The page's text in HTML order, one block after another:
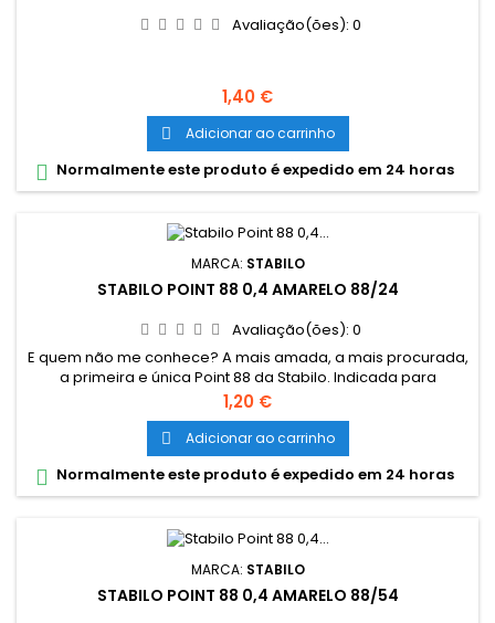
Avaliação(ões): 0
Preço
1,40 €
 Adicionar ao carrinho
 Normalmente este produto é expedido em 24 horas
MARCA: STABILO
STABILO POINT 88 0,4 AMARELO 88/24
Avaliação(ões): 0
E quem não me conhece? A mais amada, a mais procurada,
a primeira e única Point 88 da Stabilo. Indicada para
desenhos detalhados, traços precisos e escrita fina. A
grossura da ponta auxilia no uso em estênceis e réguas. A
ponteira de metal aumenta a durabilidade e firmeza na
escrita. 47 cores, sendo 6 neon e 8 pastel Traçado de 0.4
mm Ponteira de metal...
Preço
1,20 €
 Adicionar ao carrinho
 Normalmente este produto é expedido em 24 horas
MARCA: STABILO
STABILO POINT 88 0,4 AMARELO 88/54